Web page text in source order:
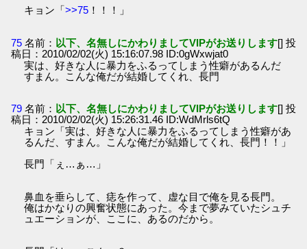
キョン「>>75 ！！！」
75 名前： 以下、名無しにかわりましてVIPがお送りします[] 投
稿日：2010/02/02(火) 15:16:07.98 ID:0gWxwjat0
実は、好きな人に暴力をふるってしまう性癖があるんだ
すまん。こんな俺だが結婚してくれ、長門
79 名前： 以下、名無しにかわりましてVIPがお送りします[] 投
稿日：2010/02/02(火) 15:26:31.46 ID:WdMrls6tQ
キョン「実は、好きな人に暴力をふるってしまう性癖があ
るんだ、すまん。こんな俺だが結婚してくれ、長門！！」
長門「ぇ…ぁ…」
鼻血を垂らして、痣を作って、虚な目で俺を見る長門。
俺はかなりの興奮状態にあった。今まで夢みていたシュチ
ュエーションが、ここに、あるのだから。